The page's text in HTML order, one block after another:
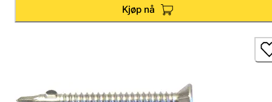
Kjøp nå